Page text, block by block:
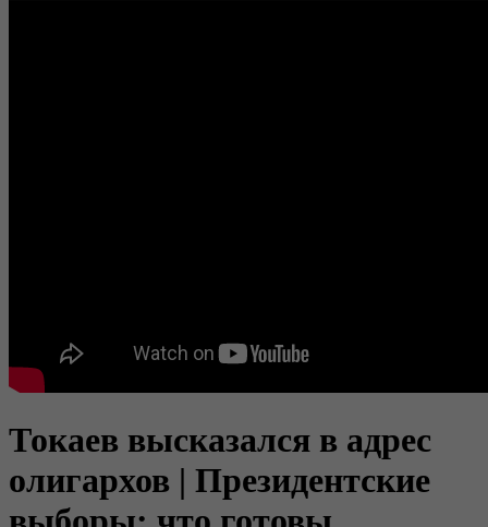
Токаев высказался в адрес
олигархов | Президентские